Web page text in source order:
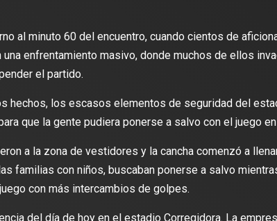
al minuto 60 del encuentro, cuando cientos de
enfrentamiento masivo, donde muchos de ellos
el partido.
hechos, los escasos elementos de seguridad del
que la gente pudiera ponerse a salvo con el juego en
a la zona de vestidores y la cancha comenzó a
familias con niños, buscaban ponerse a salvo
con más intercambios de golpes.
del día de hoy en el estadio Corregidora. La
DEPORTES
James Rodríguez se une al Club